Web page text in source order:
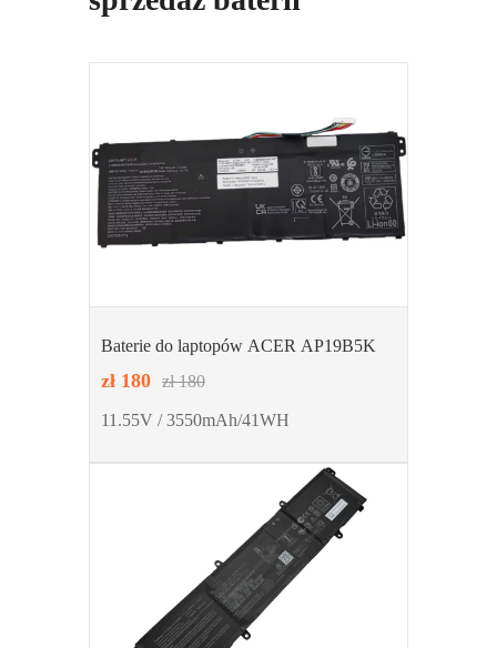
Baterie do laptopów ACER AP19B5K
zł 180 zł 180
11.55V / 3550mAh/41WH